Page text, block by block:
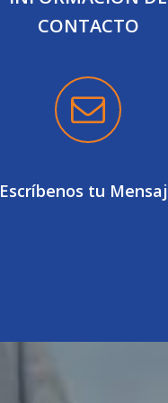
CONTACTO
Escríbenos tu